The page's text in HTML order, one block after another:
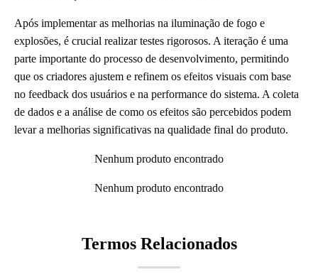
Após implementar as melhorias na iluminação de fogo e
explosões, é crucial realizar testes rigorosos. A iteração é uma
parte importante do processo de desenvolvimento, permitindo
que os criadores ajustem e refinem os efeitos visuais com base
no feedback dos usuários e na performance do sistema. A coleta
de dados e a análise de como os efeitos são percebidos podem
levar a melhorias significativas na qualidade final do produto.
Nenhum produto encontrado
Nenhum produto encontrado
Termos Relacionados